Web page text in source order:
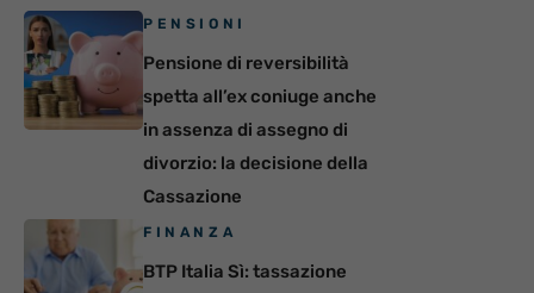
PENSIONI
Pensione di reversibilità
spetta all’ex coniuge anche
in assenza di assegno di
divorzio: la decisione della
Cassazione
FINANZA
BTP Italia Sì: tassazione